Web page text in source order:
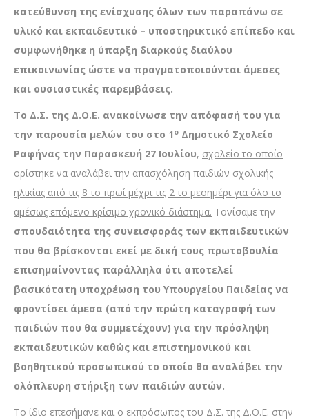
κατεύθυνση της ενίσχυσης όλων των παραπάνω σε
υλικό και εκπαιδευτικό – υποστηρικτικό επίπεδο και
συμφωνήθηκε η ύπαρξη διαρκούς διαύλου
επικοινωνίας ώστε να πραγματοποιούνται άμεσες
και ουσιαστικές παρεμβάσεις.
Το Δ.Σ. της Δ.Ο.Ε. ανακοίνωσε την απόφασή του για
την παρουσία μελών του στο 1 ο Δημοτικό Σχολείο
Ραφήνας την Παρασκευή 27 Ιουλίου, σχολείο το οποίο
ορίστηκε να αναλάβει την απασχόληση παιδιών σχολικής
ηλικίας από τις 8 το πρωί μέχρι τις 2 το μεσημέρι για όλο το
αμέσως επόμενο κρίσιμο χρονικό διάστημα. Τονίσαμε την
σπουδαιότητα της συνεισφοράς των εκπαιδευτικών
που θα βρίσκονται εκεί με δική τους πρωτοβουλία
επισημαίνοντας παράλληλα ότι αποτελεί
βασικότατη υποχρέωση του Υπουργείου Παιδείας να
φροντίσει άμεσα (από την πρώτη καταγραφή των
παιδιών που θα συμμετέχουν) για την πρόσληψη
εκπαιδευτικών καθώς και επιστημονικού και
βοηθητικού προσωπικού το οποίο θα αναλάβει την
ολόπλευρη στήριξη των παιδιών αυτών.
Το ίδιο επεσήμανε και ο εκπρόσωπος του Δ.Σ. της Δ.Ο.Ε. στην